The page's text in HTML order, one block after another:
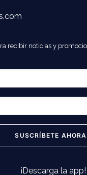
recibir noticias y
¡Descarga la app!